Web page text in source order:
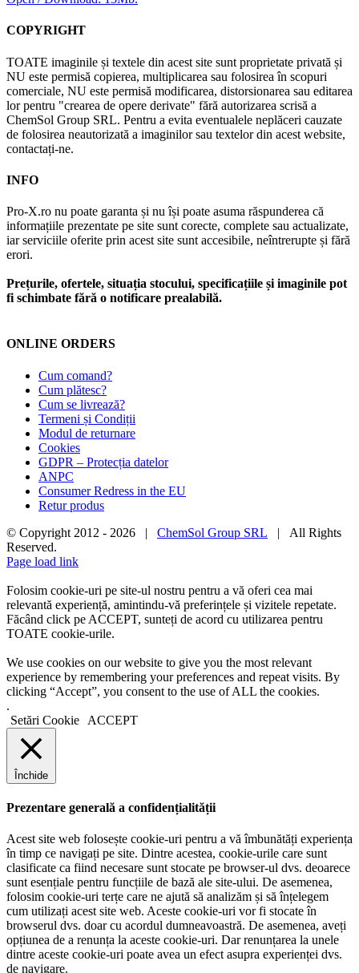
COPYRIGHT
TOATE imaginile și textele din acest site sunt proprietate privată și
NU este permisă copierea, multiplicarea sau folosirea în scopuri
comerciale, NU este permisă modificarea, distorsionarea sau editarea
lor pentru "crearea de opere derivate" fără autorizarea scrisă a
ChemSol Group SRL. Pentru a evita eventualele neplăceri cauzate
de folosirea neautorizată a imaginilor sau textelor din acest website,
contactați-ne.
INFO
Pro-X.ro nu poate garanta și nu își poate asuma răspunderea că
informațiile prezentate pe site sunt corecte, complete sau actualizate,
iar serviciile oferite prin acest site sunt accesibile, neîntrerupte și fără
erori.
Prețurile, ofertele, situația stocului, specificațiile și imaginile pot
fi schimbate fără o notificare prealabilă.
ONLINE ORDERS
Cum comand?
Cum plătesc?
Cum se livrează?
Termeni și Condiții
Modul de returnare
Cookies
GDPR – Protecția datelor
ANPC
Consumer Redress in the EU
Retur produs
© Copyright 2012 - 2026 | ChemSol Group SRL | All Rights
Reserved.
Page load link
Folosim cookie-uri pe site-ul nostru pentru a vă oferi cea mai
relevantă experiență, amintindu-vă preferințele și vizitele repetate.
Făcând click pe ACCEPT, sunteți de acord cu utilizarea pentru
TOATE cookie-urile.
We use cookies on our website to give you the most relevant
experience by remembering your preferences and repeat visits. By
clicking “Accept”, you consent to the use of ALL the cookies.
.
Setări Cookie
ACCEPT
Închide
Prezentare generală a confidențialității
Acest site web folosește cookie-uri pentru a vă îmbunătăți experiența
în timp ce navigați pe site. Dintre acestea, cookie-urile care sunt
clasificate ca fiind necesare sunt stocate pe browser-ul dvs. deoarece
sunt esențiale pentru funcțiile de bază ale site-ului. De asemenea,
folosim cookie-uri terțe care ne ajută să analizăm și să înțelegem
cum utilizați acest site web. Aceste cookie-uri vor fi stocate în
browserul dvs. doar cu acordul dumneavoastră. De asemenea, aveți
opțiunea de a renunța la aceste cookie-uri. Dar renunțarea la unele
dintre aceste cookie-uri poate avea un efect asupra experienței dvs.
de navigare.